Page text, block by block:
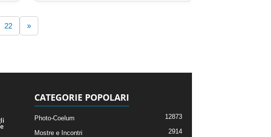
22 »
CATEGORIE POPOLARI
Photo-Coelum 12873
Mostre e Incontri 2914